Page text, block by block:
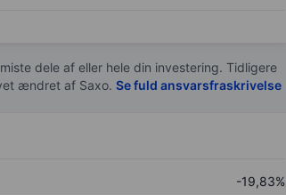
dele af eller hele din investering. Tidligere
ændret af Saxo. Se fuld ansvarsfraskrivelse
-19,83%